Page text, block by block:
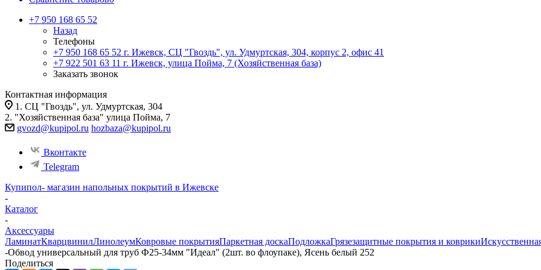
+7 950 168 65 52
Назад
Телефоны
+7 950 168 65 52 г. Ижевск, СЦ "Гвоздь", ул. Удмуртская, 304, корпус 2, офис 41
+7 922 501 63 11 г. Ижевск, улица Пойма, 7 (Хозяйственная база)
Заказать звонок
Контактная информация
1. СЦ "Гвоздь", ул. Удмуртская, 304
2. "Хозяйственная база" улица Пойма, 7
gvozd@kupipol.ru hozbaza@kupipol.ru
Вконтакте
Telegram
Купипол- магазин напольных покрытий в Ижевске
-
Каталог
-
Аксессуары
ЛаминатКварцвинилЛинолеумКовровые покрытияПаркетная доскаПодложкаГрязезащитные покрытия и коврики
-Обвод универсальный для труб Ф25-34мм "Идеал" (2шт. во флоупаке), Ясень белый 252
Поделиться